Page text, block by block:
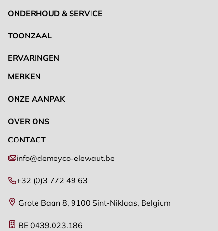
ONDERHOUD & SERVICE
TOONZAAL
ERVARINGEN
MERKEN
ONZE AANPAK
OVER ONS
CONTACT
info@demeyco-elewaut.be
+32 (0)3 772 49 63
Grote Baan 8, 9100 Sint-Niklaas, Belgium
BE 0439.023.186